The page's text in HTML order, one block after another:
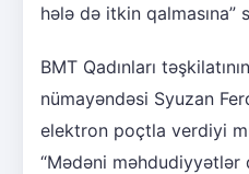
hələ də itkin qalmasına”
BMT Qadınları
nümayəndəsi Syuzan
elektron poçtla verdiyi
“Mədəni məhdudiyyətlər